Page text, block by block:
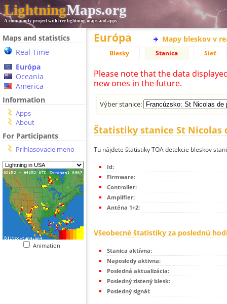
LightningMaps.org
A community project with free lightning maps and apps
Maps and statistics
Real Time
Európa
Oceania
America
Information
Apps
About
For Participants
Prihlasovacie meno
Animation
Európa Mapy bleskov v
Blesky Stanica Sieť
Please note that the data
new ones in the future.
Výber stanice:
Štatistiky stanice St Nicolas
Tu nájdete štatistiky TOA detekcie bleskov
Id:
Firmware:
Controller:
Amplifier:
Anténa 1+2:
Všeobecné štatistiky za poslednú
Stanica aktívna:
Naposledy aktivna:
Posledná aktualizácia:
Posledný zistený blesk:
Posledný signál: